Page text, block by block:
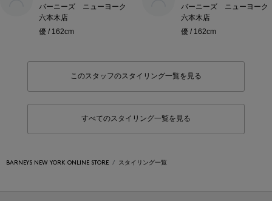
バーニーズ ニューヨーク
六本木店
優 / 162cm
バーニーズ ニューヨーク
六本木店
優 / 162cm
このスタッフのスタイリング一覧を見る
すべてのスタイリング一覧を見る
BARNEYS NEW YORK ONLINE STORE スタイリング一覧